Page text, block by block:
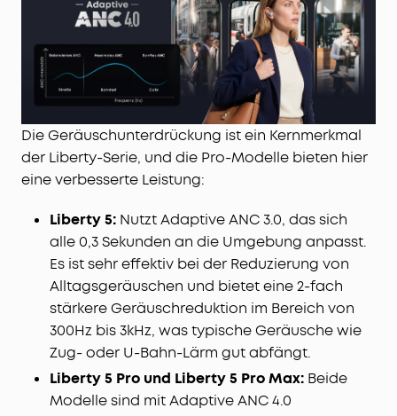
Die Geräuschunterdrückung ist ein Kernmerkmal
der Liberty-Serie, und die Pro-Modelle bieten hier
eine verbesserte Leistung:
Liberty 5: Nutzt Adaptive ANC 3.0, das sich
alle 0,3 Sekunden an die Umgebung anpasst.
Es ist sehr effektiv bei der Reduzierung von
Alltagsgeräuschen und bietet eine 2-fach
stärkere Geräuschreduktion im Bereich von
300Hz bis 3kHz, was typische Geräusche wie
Zug- oder U-Bahn-Lärm gut abfängt.
Liberty 5 Pro und Liberty 5 Pro Max: Beide
Modelle sind mit Adaptive ANC 4.0